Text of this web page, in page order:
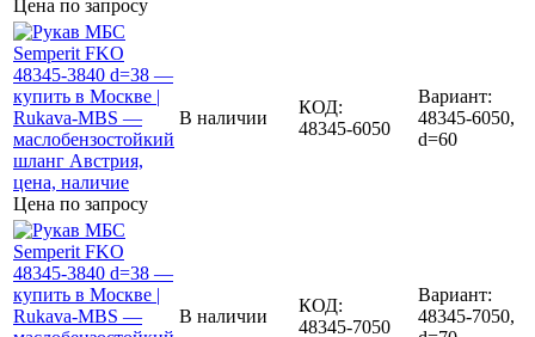
Цена по запросу
Цена по запросу
В наличии
КОД:
48345-6050
Вариант:
48345-6050,
d=60
В наличии
КОД:
48345-7050
Вариант:
48345-7050,